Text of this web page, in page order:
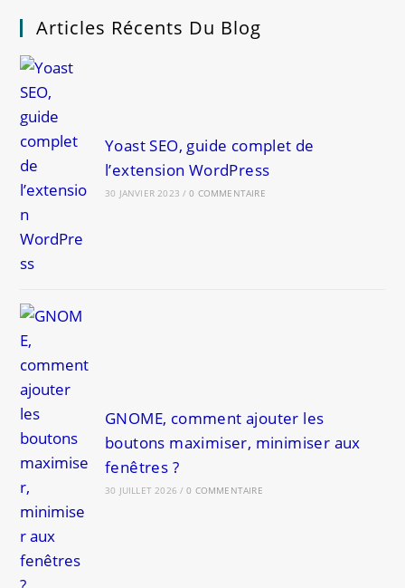
Articles Récents Du Blog
Yoast SEO, guide complet de
l’extension WordPress
30 JANVIER 2023 / 0 COMMENTAIRE
GNOME, comment ajouter les
boutons maximiser, minimiser aux
fenêtres ?
30 JUILLET 2026 / 0 COMMENTAIRE